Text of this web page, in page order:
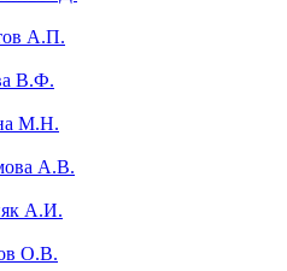
А.П.
В.Ф.
М.Н.
А.В.
А.И.
О.В.